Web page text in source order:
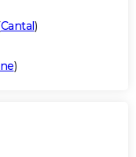
Cantal)
)